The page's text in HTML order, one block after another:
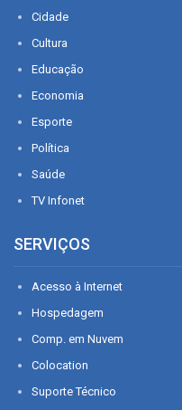
Cidade
Cultura
Educação
Economia
Esporte
Política
Saúde
TV Infonet
SERVIÇOS
Acesso à Internet
Hospedagem
Comp. em Nuvem
Colocation
Suporte Técnico